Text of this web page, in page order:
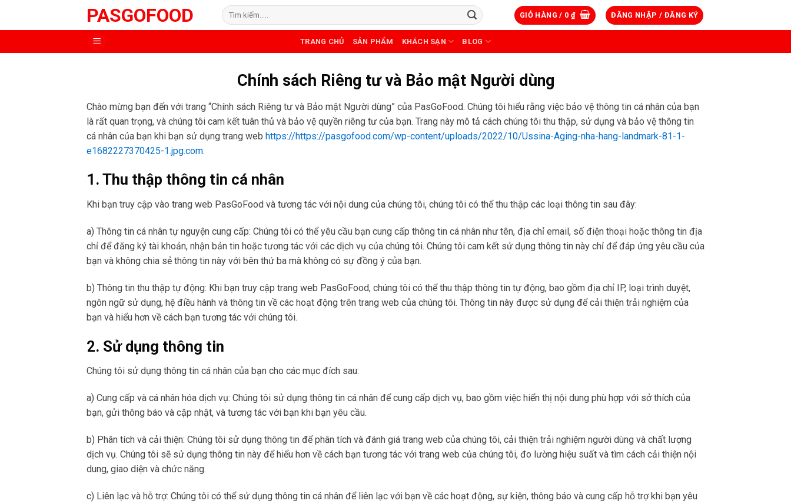
PASGOFOOD
Tìm
kiếm:
GIỎ HÀNG / 0 ₫ ĐĂNG NHẬP / ĐĂNG KÝ
TRANG CHỦ SẢN PHẨM KHÁCH SẠN BLOG
Chính sách Riêng tư và Bảo mật Người dùng
Chào mừng bạn đến với trang “Chính sách Riêng tư và Bảo mật Người dùng” của PasGoFood. Chúng tôi hiểu rằng việc bảo vệ thông tin cá nhân của bạn
là rất quan trọng, và chúng tôi cam kết tuân thủ và bảo vệ quyền riêng tư của bạn. Trang này mô tả cách chúng tôi thu thập, sử dụng và bảo vệ thông tin
cá nhân của bạn khi bạn sử dụng trang web https://https://pasgofood.com/wp-content/uploads/2022/10/Ussina-Aging-nha-hang-landmark-81-1-
e1682227370425-1.jpg.com.
1. Thu thập thông tin cá nhân
Khi bạn truy cập vào trang web PasGoFood và tương tác với nội dung của chúng tôi, chúng tôi có thể thu thập các loại thông tin sau đây:
a) Thông tin cá nhân tự nguyện cung cấp: Chúng tôi có thể yêu cầu bạn cung cấp thông tin cá nhân như tên, địa chỉ email, số điện thoại hoặc thông tin địa
chỉ để đăng ký tài khoản, nhận bản tin hoặc tương tác với các dịch vụ của chúng tôi. Chúng tôi cam kết sử dụng thông tin này chỉ để đáp ứng yêu cầu của
bạn và không chia sẻ thông tin này với bên thứ ba mà không có sự đồng ý của bạn.
b) Thông tin thu thập tự động: Khi bạn truy cập trang web PasGoFood, chúng tôi có thể thu thập thông tin tự động, bao gồm địa chỉ IP, loại trình duyệt,
ngôn ngữ sử dụng, hệ điều hành và thông tin về các hoạt động trên trang web của chúng tôi. Thông tin này được sử dụng để cải thiện trải nghiệm của
bạn và hiểu hơn về cách bạn tương tác với chúng tôi.
2. Sử dụng thông tin
Chúng tôi sử dụng thông tin cá nhân của bạn cho các mục đích sau:
a) Cung cấp và cá nhân hóa dịch vụ: Chúng tôi sử dụng thông tin cá nhân để cung cấp dịch vụ, bao gồm việc hiển thị nội dung phù hợp với sở thích của
bạn, gửi thông báo và cập nhật, và tương tác với bạn khi bạn yêu cầu.
b) Phân tích và cải thiện: Chúng tôi sử dụng thông tin để phân tích và đánh giá trang web của chúng tôi, cải thiện trải nghiệm người dùng và chất lượng
dịch vụ. Chúng tôi sẽ sử dụng thông tin này để hiểu hơn về cách bạn tương tác với trang web của chúng tôi, đo lường hiệu suất và tìm cách cải thiện nội
dung, giao diện và chức năng.
c) Liên lạc và hỗ trợ: Chúng tôi có thể sử dụng thông tin cá nhân để liên lạc với bạn về các hoạt động, sự kiện, thông báo và cung cấp hỗ trợ khi bạn yêu